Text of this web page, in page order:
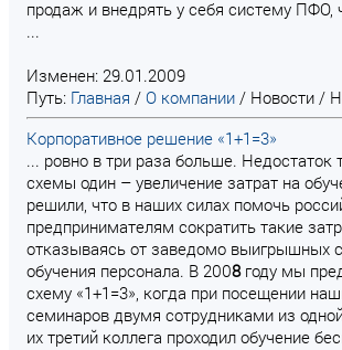
продаж и внедрять у себя систему ПФО,
...
Изменен: 29.01.2009
Путь: Главная / О компании / Новости /
Корпоративное решение «1+1=3»
... ровно в три раза больше. Недостаток
схемы один – увеличение затрат на
решили, что в наших силах помочь
предпринимателям сократить такие
отказываясь от заведомо выигрышных
обучения персонала. В 2008году мы
схему «1+1=3», когда при посещении
семинаров двумя сотрудниками из
их третий коллега проходил обучение